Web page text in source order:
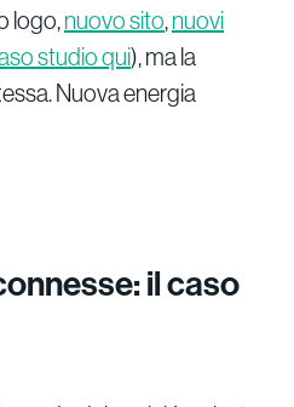
logo,nuovo sito,nuovi
studio qui), ma la
Nuova energia
il caso